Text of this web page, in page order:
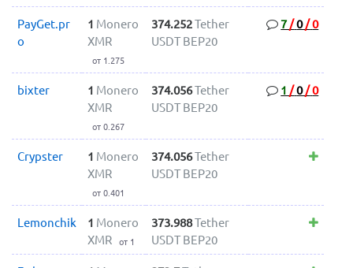
PayGet.pr
o
1 Monero
XMR
от 1.275
374.252Tether
USDT BEP20
7/0/0
bixter 1 Monero
XMR
от 0.267
374.056Tether
USDT BEP20
1 /0/0
Crypster 1 Monero
XMR
от 0.401
374.056Tether
USDT BEP20
Lemonchik 1 Monero
XMR
от 1
373.988Tether
USDT BEP20